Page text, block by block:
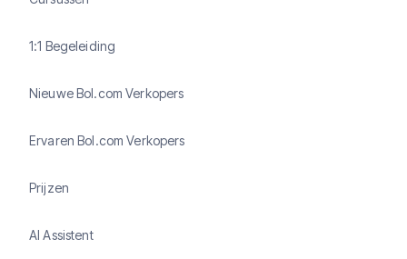
1:1 Begeleiding
Nieuwe Bol.com Verkopers
Ervaren Bol.com Verkopers
Prijzen
AI Assistent